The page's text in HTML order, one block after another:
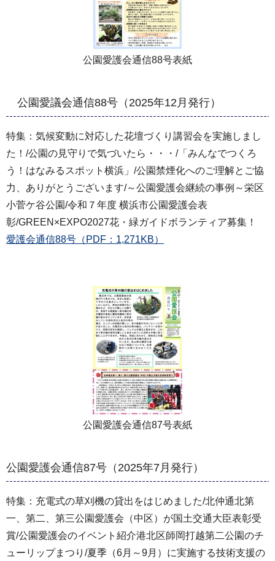
公園愛護会通信88号表紙
公園愛議会通信88号（2025年12月発行）
特集：気候変動に対応した花壇づくり講習会を実施しまし
た！/公園の見守りで気づいたら・・・/「みんなでつくろ
う！はなみるスポット横浜」/公園禁煙化へのご理解とご協
力、ありがとうございます/～公園愛護会継続の事例～栄区
小菅ケ谷公園/令和７年度 横浜市公園愛護会表
彰/GREEN×EXPO2027花・緑ガイドボランティア募集！
愛護会通信88号（PDF：1,271KB）
公園愛護会通信87号表紙
公園愛護会通信87号（2025年7月発行）
特集：充電式の草刈機の貸出をはじめました/北仲通北第
一、第二、第三公園愛護会（中区）が国土交通大臣表彰受
賞/公園愛護会のイベント紹介港北区師岡打越第二公園のチ
ューリップまつり/夏季（6月～9月）に実施する技術支援の